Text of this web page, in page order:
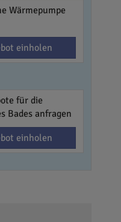
Wärmepumpe
einholen
für die
Bades anfragen
einholen